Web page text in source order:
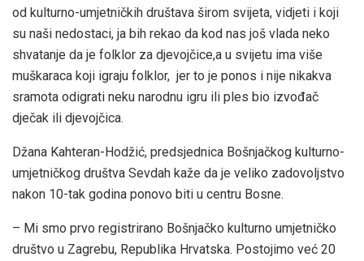
od kulturno-umjetničkih društava širom svijeta, vidjeti i koji
su naši nedostaci, ja bih rekao da kod nas još vlada neko
shvatanje da je folklor za djevojčice,a u svijetu ima više
muškaraca koji igraju folklor, jer to je ponos i nije nikakva
sramota odigrati neku narodnu igru ili ples bio izvođač
dječak ili djevojčica.
Džana Kahteran-Hodžić, predsjednica Bošnjačkog kulturno-
umjetničkog društva Sevdah kaže da je veliko zadovoljstvo
nakon 10-tak godina ponovo biti u centru Bosne.
– Mi smo prvo registrirano Bošnjačko kulturno umjetničko
društvo u Zagrebu, Republika Hrvatska. Postojimo već 20